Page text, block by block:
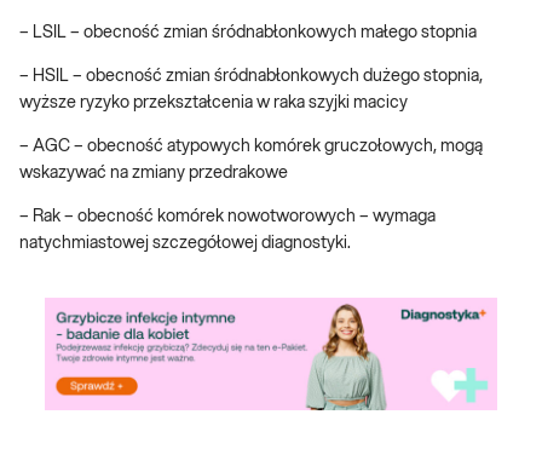
– LSIL – obecność zmian śródnabłonkowych małego stopnia
– HSIL – obecność zmian śródnabłonkowych dużego stopnia,
wyższe ryzyko przekształcenia w raka szyjki macicy
– AGC – obecność atypowych komórek gruczołowych, mogą
wskazywać na zmiany przedrakowe
– Rak – obecność komórek nowotworowych – wymaga
natychmiastowej szczegółowej diagnostyki.